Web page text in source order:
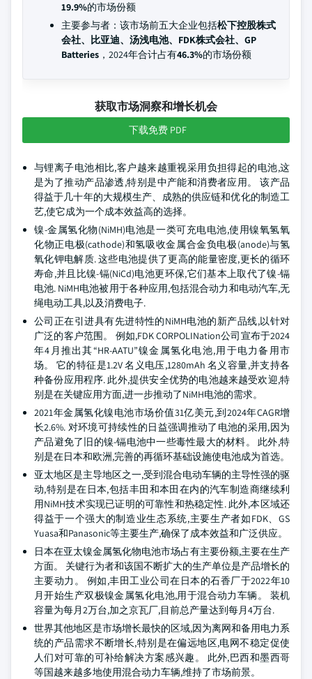
19.9%的市场份额
主要参与者：该市场前五大企业包括松下控股株式
会社、比亚迪、汤浅电池、FDK株式会社、GP
Batteries ，2024年合计占有46.3%的市场份额
获取市场洞察和增长机会
下载免费 PDF
与锂离子电池相比,客户越来越重视采用负担得起的电池,这
是为了推动产品渗透,特别是中产能和消费者应用。 该产品
得益于几十年的大规模生产、成熟的供应链和优化的制造工
艺,使它成为一个成本效益高的选择。
镍-金属氢化物(NiMH)电池是一类可充电电池,使用镍氧氢氧
化物正电极(cathode)和氢吸收金属合金负电极(anode)与氢
氧化钾电解质. 这些电池提供了更高的能量密度,更长的循环
寿命,并且比镍-镉(NiCd)电池更环保,它们基本上取代了镍-镉
电池. NiMH电池被用于各种应用,包括混合动力和电动汽车,无
绳电动工具,以及消费电子.
公司正在引进具有先进特性的NiMH电池的新产品线,以针对
广泛的客户范围。 例如,FDK CORPOLINation公司宣布于2024
年4月推出其“HR-AATU”镍金属氢化电池,用于电力备用市
场。 它的特征是1.2V 名义电压,1280mAh 名义容量,并支持各
种备份应用程序. 此外,提供安全优势的电池越来越受欢迎,特
别是在关键应用方面,进一步推动了NiMH电池的需求。
2021年金属氢化镍电池市场价值31亿美元,到2024年CAGR增
长2.6%. 对环境可持续性的日益强调推动了电池的采用,因为
产品避免了旧的镍-镉电池中一些毒性最大的材料。 此外,特
别是在日本和欧洲,完善的再循环基础设施使电池成为首选。
亚太地区是主导地区之一,受到混合电动车辆的主导性强的驱
动,特别是在日本,包括丰田和本田在内的汽车制造商继续利
用NiMH技术实现已证明的可靠性和热稳定性. 此外,本区域还
得益于一个强大的制造业生态系统,主要生产者如FDK、GS
Yuasa和Panasonic等主要生产,确保了成本效益和广泛供应。
日本在亚太镍金属氢化物电池市场占有主要份额,主要在生产
方面。 关键行为者和该国不断扩大的生产单位是产品增长的
主要动力。 例如,丰田工业公司在日本的石香厂于2022年10
月开始生产双极镍金属氢化电池,用于混合动力车辆。 装机
容量为每月2万台,加之京瓦厂,目前总产量达到每月4万台.
世界其他地区是市场增长最快的区域,因为离网和备用电力系
统的产品需求不断增长,特别是在偏远地区,电网不稳定促使
人们对可靠的可补给解决方案感兴趣。 此外,巴西和墨西哥
等国越来越多地使用混合动力车辆,维持了市场前景。